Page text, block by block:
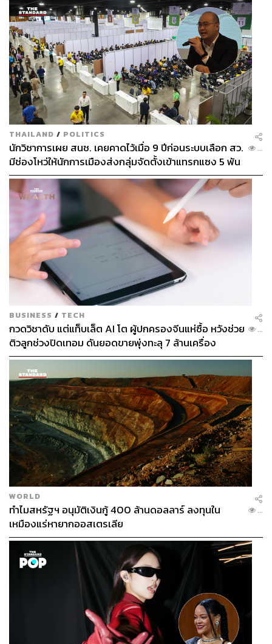
THAILAND / POLITICS
นักวิชาการเผย สนช. เคยคาดไว้เมื่อ 9 ปีก่อนระบบเลือก สว.
มีช่องโหว่ให้นักการเมืองส่งกลุ่มจัดตั้งเข้าแทรกแซง 5 พัน
ล้านยึดประเทศได้
...
BUSINESS / TECH
กวดวิชาดับ แต่แท็บเล็ต AI โต ผู้ปกครองจีนแห่ซื้อ หวังช่วย
ติวลูกช่วงปิดเทอม ดันยอดขายพุ่งทะลุ 7 ล้านเครื่อง
...
WORLD
ทำไมสหรัฐฯ อนุมัติเงินกู้ 400 ล้านดอลลาร์ ลงทุนใน
เหมืองแร่หายากออสเตรเลีย
...